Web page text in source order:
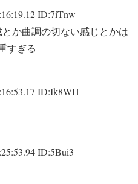
ID:7iTnw
か曲調の切ない感じとかは
すぎる
ID:Ik8WH
ID:5Bui3